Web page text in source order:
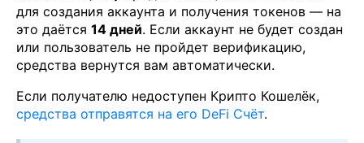
для создания аккаунта и получения токенов — на
это даётся 14 дней. Если аккаунт не будет создан
или пользователь не пройдет верификацию,
средства вернутся вам автоматически.
Если получателю недоступен Крипто Кошелёк,
средства отправятся на его DeFi Счёт.